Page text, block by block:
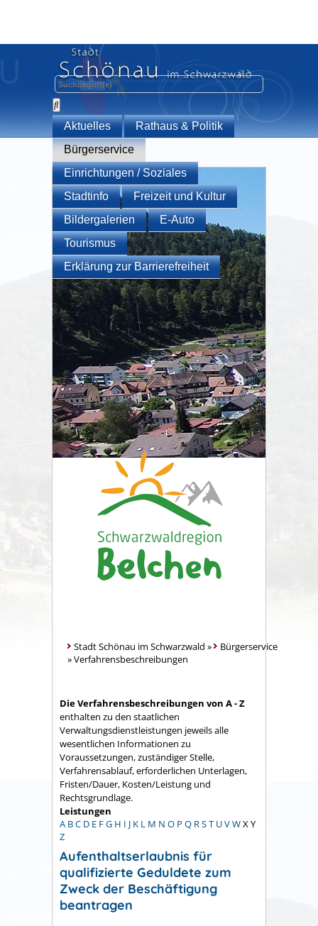
Aktuelles
Rathaus & Politik
Bürgerservice
Einrichtungen / Soziales
Stadtinfo
Freizeit und Kultur
Bildergalerien
E-Auto
Tourismus
Erklärung zur Barrierefreiheit
Stadt Schönau im Schwarzwald »
Bürgerservice
»Verfahrensbeschreibungen
Die Verfahrensbeschreibungen von A - Z
enthalten zu den staatlichen
Verwaltungsdienstleistungen jeweils alle
wesentlichen Informationen zu
Voraussetzungen, zuständiger Stelle,
Verfahrensablauf, erforderlichen Unterlagen,
Fristen/Dauer, Kosten/Leistung und
Rechtsgrundlage.
Leistungen
A BC D E FG H I J K L M N O P Q RST UVWX Y
Z
Aufenthaltserlaubnis für
qualifizierte Geduldete zum
Zweck der Beschäftigung
beantragen